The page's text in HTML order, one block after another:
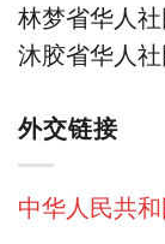
林梦省华人
沐胶省华人
外交链接
中华人民共